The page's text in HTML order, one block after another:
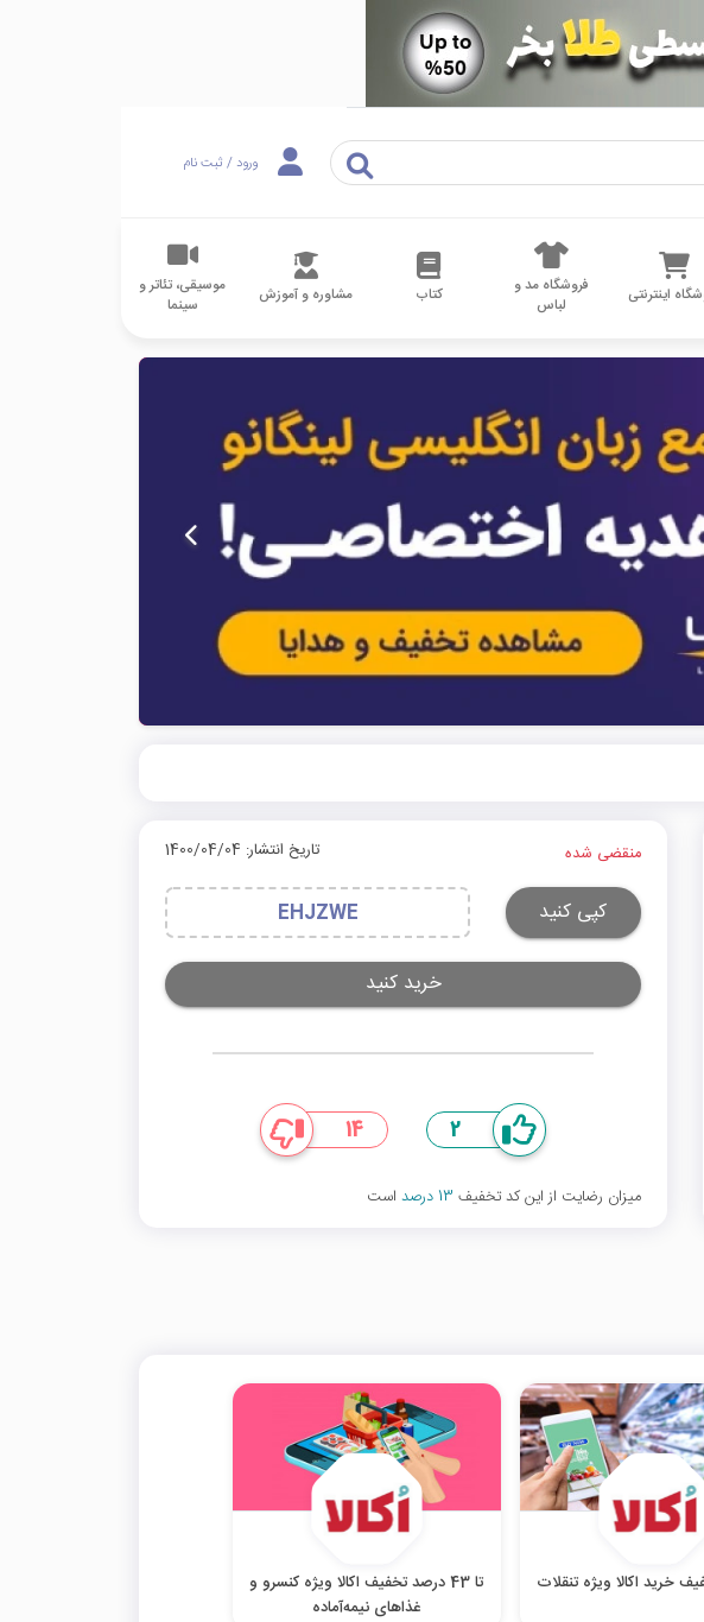
ورود / ثبت نام
اینترنتی
فروشگاه مد و
لباس
کتاب مشاوره و آموزش
موسیقی، تئاتر و
سینما
منقضی شده تاریخ انتشار: 1400/04/04
کپی کنید EHJZWE
خرید کنید
2
14
میزان رضایت از این کد تخفیف 13 درصد است
تا 43 درصد تخفیف اکالا ویژه کنسرو و
غذاهای نیمه‌آماده